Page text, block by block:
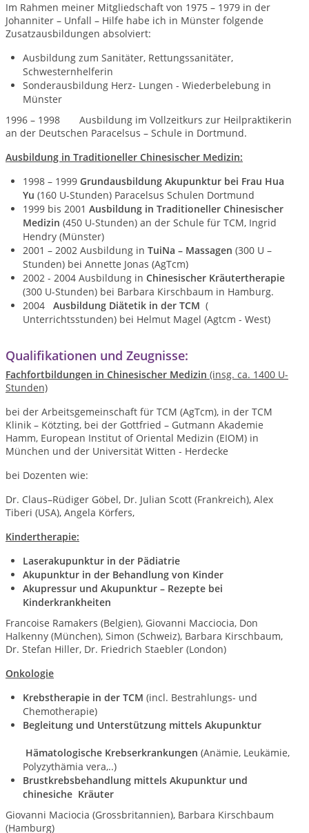
Im Rahmen meiner Mitgliedschaft von 1975 – 1979 in der
Johanniter – Unfall – Hilfe habe ich in Münster folgende
Zusatzausbildungen absolviert:
Ausbildung zum Sanitäter, Rettungssanitäter,
Schwesternhelferin
Sonderausbildung Herz- Lungen - Wiederbelebung in
Münster
1996 – 1998 Ausbildung im Vollzeitkurs zur Heilpraktikerin
an der Deutschen Paracelsus – Schule in Dortmund.
Ausbildung in Traditioneller Chinesischer Medizin:
1998 – 1999 Grundausbildung Akupunktur bei Frau Hua
Yu (160 U-Stunden) Paracelsus Schulen Dortmund
1999 bis 2001 Ausbildung in Traditioneller Chinesischer
Medizin (450 U-Stunden) an der Schule für TCM, Ingrid
Hendry (Münster)
2001 – 2002 Ausbildung in TuiNa – Massagen (300 U –
Stunden) bei Annette Jonas (AgTcm)
2002 - 2004 Ausbildung in Chinesischer Kräutertherapie
(300 U-Stunden) bei Barbara Kirschbaum in Hamburg.
2004 Ausbildung Diätetik in der TCM (
Unterrichtsstunden) bei Helmut Magel (Agtcm - West)
Qualifikationen und Zeugnisse:
Fachfortbildungen in Chinesischer Medizin (insg. ca. 1400 U-
Stunden)
bei der Arbeitsgemeinschaft für TCM (AgTcm), in der TCM
Klinik – Kötzting, bei der Gottfried – Gutmann Akademie
Hamm, European Institut of Oriental Medizin (EIOM) in
München und der Universität Witten - Herdecke
bei Dozenten wie:
Dr. Claus–Rüdiger Göbel, Dr. Julian Scott (Frankreich), Alex
Tiberi (USA), Angela Körfers,
Kindertherapie:
Laserakupunktur in der Pädiatrie
Akupunktur in der Behandlung von Kinder
Akupressur und Akupunktur – Rezepte bei
Kinderkrankheiten
Francoise Ramakers (Belgien), Giovanni Macciocia, Don
Halkenny (München), Simon (Schweiz), Barbara Kirschbaum,
Dr. Stefan Hiller, Dr. Friedrich Staebler (London)
Onkologie
Krebstherapie in der TCM (incl. Bestrahlungs- und
Chemotherapie)
Begleitung und Unterstützung mittels Akupunktur
Hämatologische Krebserkrankungen (Anämie, Leukämie,
Polyzythämia vera,..)
Brustkrebsbehandlung mittels Akupunktur und
chinesiche Kräuter
Giovanni Maciocia (Grossbritannien), Barbara Kirschbaum
(Hamburg)